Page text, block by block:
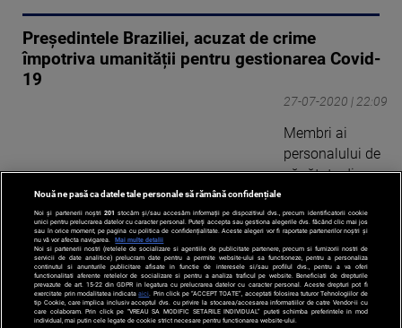
Președintele Braziliei, acuzat de crime
împotriva umanității pentru gestionarea Covid-
19
27-07-2020 | 22:09
Membri ai
personalului de
sănătate din
luni Curţii
Penale
Internaţionale
(CPI) să
deschidă o
anchetă ...
Nouă ne pasă ca datele tale personale să rămână confidențiale
Noi și partenerii noștri 201 stocăm și/sau accesăm informații pe dispozitivul dvs., precum identificatorii cookie
unici pentru prelucrarea datelor cu caracter personal. Puteți accepta sau gestiona alegerile dvs. făcând clic mai jos
sau în orice moment, pe pagina cu politica de confidențialitate. Aceste alegeri vor fi raportate partenerilor noștri și
nu vă vor afecta navigarea.
Mai multe detalii
Noi si partenerii nostri (retelele de socializare si agentiile de publicitate partenere, precum si furnizorii nostri de
servicii de date analitice) prelucram date pentru a permite website-ului sa functioneze, pentru a personaliza
continutul si anunturile publicitare afisate in functie de interesele si/sau profilul dvs., pentru a va oferi
functionalitati aferente retelelor de socializare si pentru a analiza traficul pe website. Beneficiati de drepturile
prevazute de art. 15-22 din GDPR in legatura cu prelucrarea datelor cu caracter personal. Aceste drepturi pot fi
exercitate prin modalitatea indicataaici . Prin click pe “ACCEPT TOATE”, acceptati folosirea tuturor Tehnologiilor de
tip Cookie, care implica inclusiv acceptul dvs. cu privire la stocarea/accesarea informatiilor de catre Vendor-ii cu
care colaboram. Prin click pe “VREAU SA MODIFIC SETARILE INDIVIDUAL” puteti schimba preferintele in mod
individual, mai putin cele legate de cookie strict necesare pentru functionarea website-ului.